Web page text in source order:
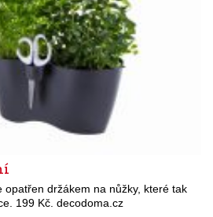
opatřen držákem na nůžky, které tak
199 Kč. decodoma.cz